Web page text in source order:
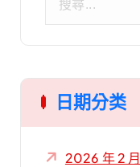
字
:
日期分类
2026 年 2 月